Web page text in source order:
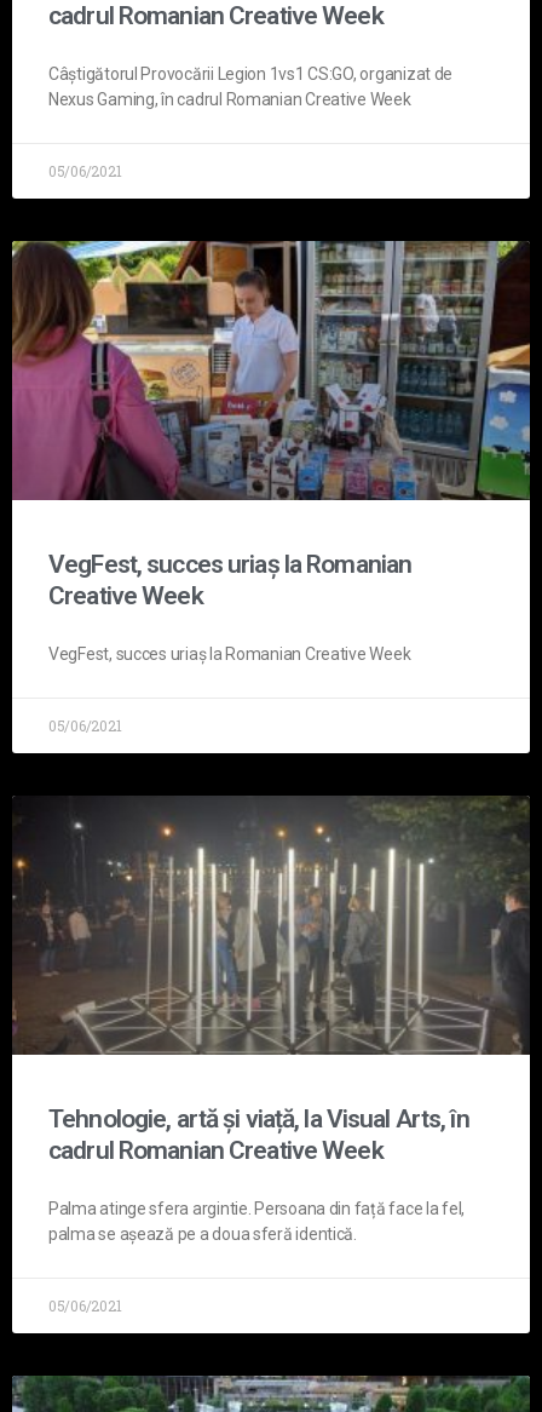
cadrul Romanian Creative Week
Câștigătorul Provocării Legion 1vs1 CS:GO, organizat de
Nexus Gaming, în cadrul Romanian Creative Week
05/06/2021
VegFest, succes uriaș la Romanian
Creative Week
VegFest, succes uriaș la Romanian Creative Week
05/06/2021
Tehnologie, artă și viață, la Visual Arts, în
cadrul Romanian Creative Week
Palma atinge sfera argintie. Persoana din față face la fel,
palma se așează pe a doua sferă identică.
05/06/2021